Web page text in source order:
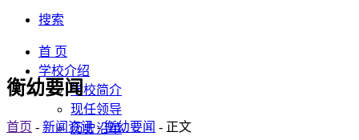
搜索
首 页
学校介绍
学校简介
现任领导
历史沿革
衡幼要闻
首页 - 新闻资讯-衡幼要闻 - 正文